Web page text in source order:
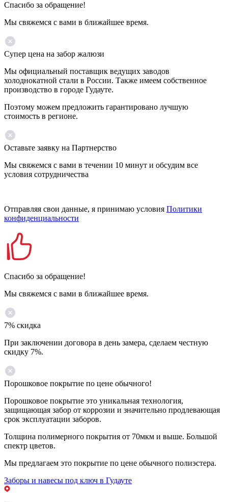
Спасибо за обращение!
Мы свяжемся с вами в ближайшее время.
Супер цена на забор жалюзи
Мы официальный поставщик ведущих заводов
холоднокатной стали в России. Также имеем собственное
производство в городе Гудауте.
Поэтому можем предложить гарантировано лучшую
стоимость в регионе.
Оставьте заявку на Партнерство
Мы свяжемся с вами в течении 10 минут и обсудим все
условия сотрудничества
Отправляя свои данные, я принимаю условия Политики
конфиденциальности
Спасибо за обращение!
Мы свяжемся с вами в ближайшее время.
7% скидка
При заключении договора в день замера, сделаем честную
скидку 7%.
Порошковое покрытие по цене обычного!
Порошковое покрытие это уникальная технология,
защищающая забор от коррозии и значительно продлевающая
срок эксплуатации заборов.
Толщина полимерного покрытия от 70мкм и выше. Большой
спектр цветов.
Мы предлагаем это покрытие по цене обычного полиэстера.
Заборы и навесы под ключ в Гудауте